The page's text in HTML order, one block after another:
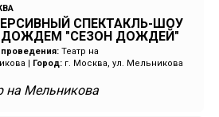
СПЕКТАКЛЬ-ШОУ
ДОЖДЕМ "СЕЗОН ДОЖДЕЙ"
Театр на
Город: г. Москва, ул. Мельникова
на Мельникова